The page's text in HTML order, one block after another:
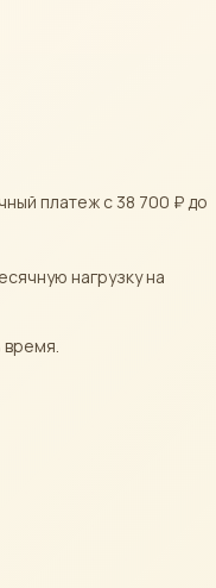
платеж с 38 700 ₽ до
нагрузку на
время.